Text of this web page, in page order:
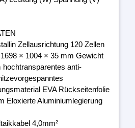
Zellausrichtung 120 Zellen
× 1004 × 35 mm Gewicht
anti-
EVA Rückseitenfolie
Eloxierte Aluminiumlegierung
4,0mm²